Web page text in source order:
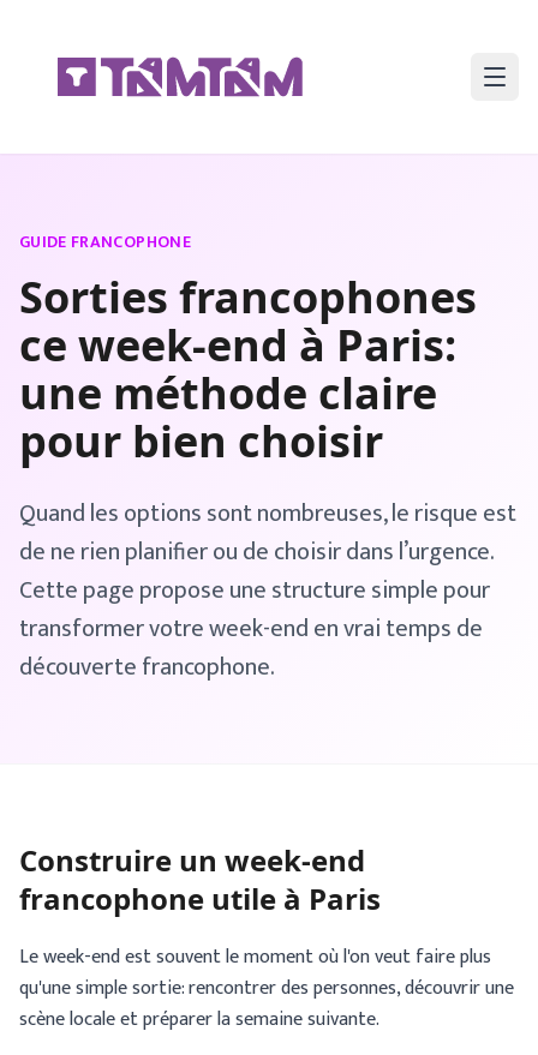
GUIDE FRANCOPHONE
Sorties francophones
ce week-end à Paris:
une méthode claire
pour bien choisir
Quand les options sont nombreuses, le risque est
de ne rien planifier ou de choisir dans l’urgence.
Cette page propose une structure simple pour
transformer votre week-end en vrai temps de
découverte francophone.
Construire un week-end
francophone utile à Paris
Le week-end est souvent le moment où l'on veut faire plus
qu'une simple sortie: rencontrer des personnes, découvrir une
scène locale et préparer la semaine suivante.